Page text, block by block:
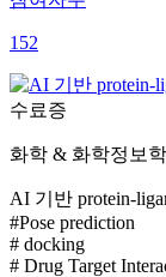
152
수료증
화학 & 화학정보학
AI 기반 protein-
#Pose prediction
# docking
# Drug Target